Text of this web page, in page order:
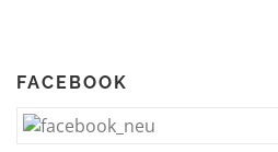
FACEBOOK